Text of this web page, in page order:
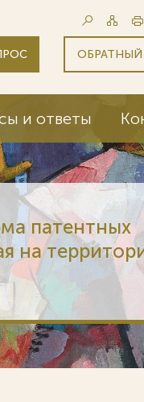
и ответы
-